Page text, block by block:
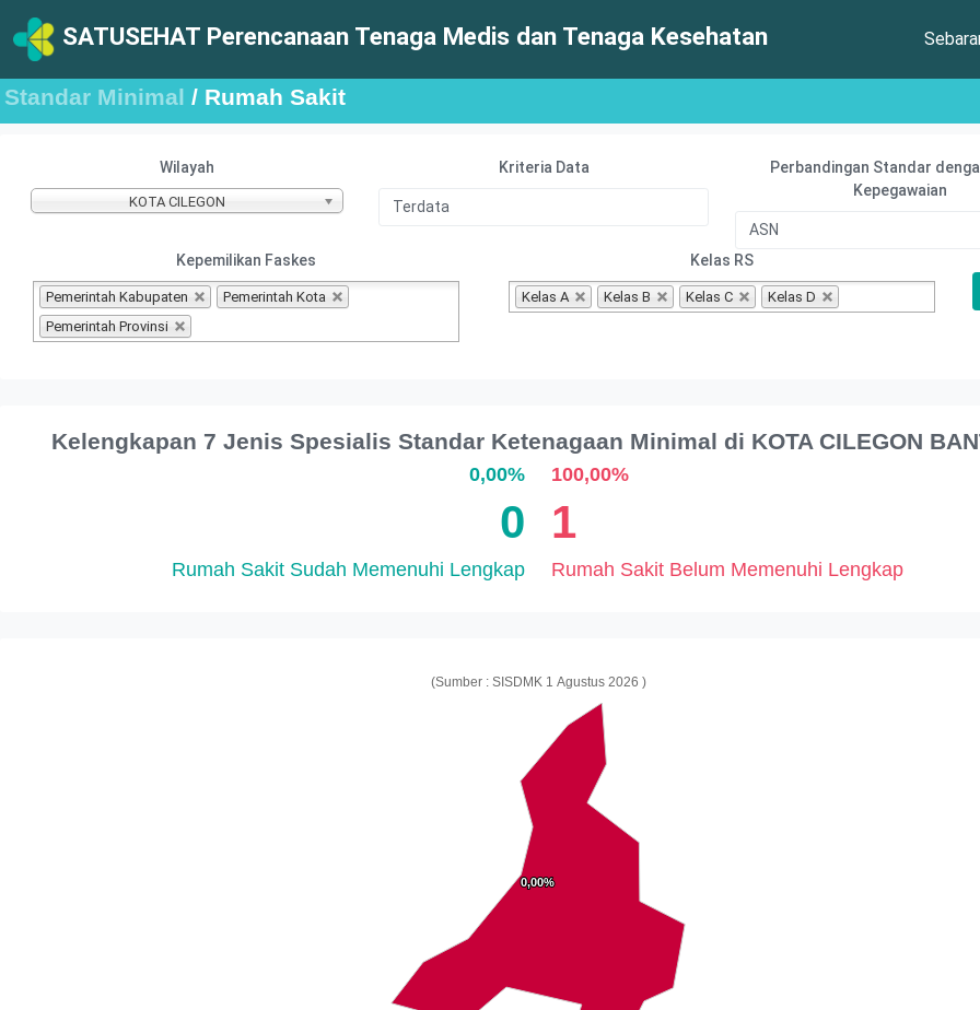
SATUSEHAT Perencanaan Tenaga Medis dan Tenaga Kesehatan
Standar Minimal / Rumah Sakit
Wilayah
KOTA CILEGON
Kriteria Data
Perbandingan Standar
Kepegawaian
Kepemilikan Faskes
Pemerintah Kabupaten
Pemerintah Kota
Pemerintah Provinsi
Kelas RS
Kelas A Kelas B Kelas C Kelas D
Kelengkapan 7 Jenis Spesialis Standar Ketenagaan Minimal di KOTA CILEGON
0,00%
0
Rumah Sakit Sudah Memenuhi Lengkap
100,00%
1
Rumah Sakit Belum Memenuhi Lengkap
(Sumber : SISDMK 1 Agustus 2026 )
0,00%
0,00%